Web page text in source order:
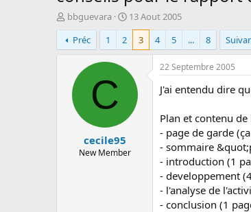
A
u
t
e
bbguevara
D
a
e
e
b
13 Aout 2005
Préc
1 2 3 4 5 ... 8
C
cecile95
New Member
22 Septembre 2005
J'ai entendu dire
Plan et contenu de
- page de garde
- sommaire
- introduction (1
- developpement
- l'analyse de
- conclusion (1